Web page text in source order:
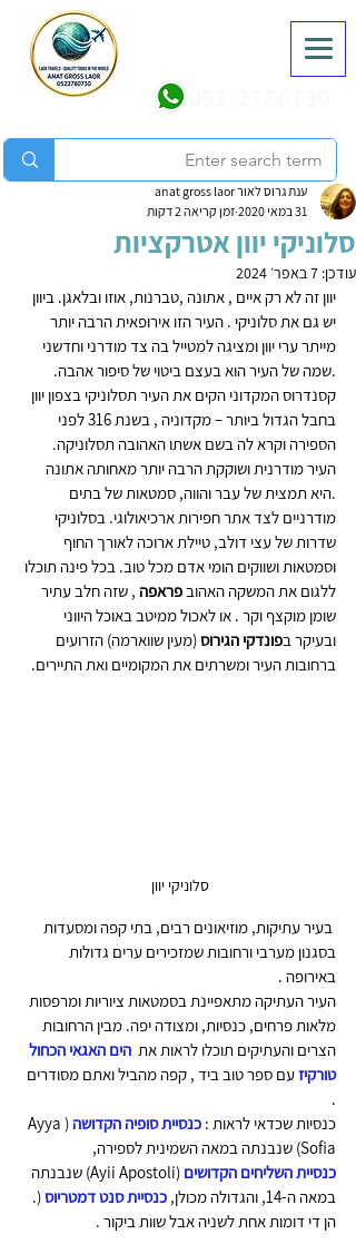
סלוניקי יוון אטרקציות
ענת גרוס לאור anat gross laor
31 במאי 2020
זמן קריאה 2 דקות
עודכן: 7 באפר׳ 2024
יוון זה לא רק איים , אתונה ,טברנות, אוזו ובלאגן. ביוון
יש גם את סלוניקי . העיר הזו אירופאית הרבה יותר
מייתר ערי יוון ומציגה למטייל בה צד מודרני וחדשני
.שמה של העיר הוא בעצם ביטוי של סיפור אהבה.
קסנדרוס המקדוני הקים את העיר תסלוניקי בצפון יוון
בחבל הגדול ביותר – מקדוניה , בשנת 316 לפני
הספירה וקרא לה בשם אשתו האהובה תסלוניקה.
העיר מודרנית ושוקקת הרבה יותר מאחותה אתונה
.היא תמצית של עבר והווה, סמטאות של בתים
מודרניים לצד אתר חפירות ארכיאולוגי. בסלוניקי
שדרות של עצי דולב, טיילת ארוכה לאורך החוף
וסמטאות ושווקים הומי אדם מכל טוב. בכל פינה תוכלו
ללגום את המשקה האהוב פראפה , שזה חלב עתיר
שומן מוקצף וקר . או לאכול ממיטב באוכל היווני
ובעיקר בפונדקי הגירוס (מעין שווארמה) הזרועים
ברחובות העיר ומשרתים את המקומיים ואת התיירים.
סלוניקי יוון
בעיר עתיקות, מוזיאונים רבים, בתי קפה ומסעדות
בסגנון מערבי ורחובות שמזכירים ערים גדולות
באירופה .
העיר העתיקה מתאפיינת בסמטאות ציוריות ומרפסות
מלאות פרחים, כנסיות, ומצודה יפה. מבין הרחובות
הצרים והעתיקים תוכלו לראות את הים האגאי הכחול
טורקיז עם ספר טוב ביד , קפה מהביל ואתם מסודרים
.
כנסיות שכדאי לראות : כנסיית סופיה הקדושה
(Ayya
Sofia) שנבנתה במאה השמינית לספירה,
כנסיית השליחים הקדושים
(Ayii Apostoli) שנבנתה
במאה ה-14, והגדולה מכולן,
כנסיית סנט דמטריוס (.
הן די דומות אחת לשניה אבל שוות ביקור .